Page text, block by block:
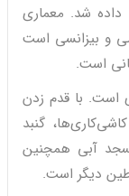
شد. معماری
و بیزانسی است
است.
است. با قدم زدن
گنبد
آبی همچنین
دیگر است.